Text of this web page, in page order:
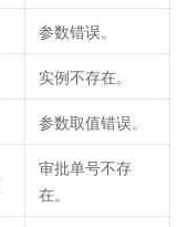
参数错误。
实例不存在。
参数取值错误。
审批单号不存
在。